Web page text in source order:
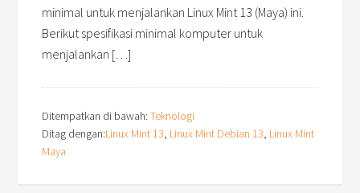
minimal untuk menjalankan Linux Mint 13 (Maya) ini.
Berikut spesifikasi minimal komputer untuk
menjalankan […]
Ditempatkan di bawah:Teknologi
Ditag dengan:Linux Mint 13 Linux Mint Debian 13 Linux Mint
Maya